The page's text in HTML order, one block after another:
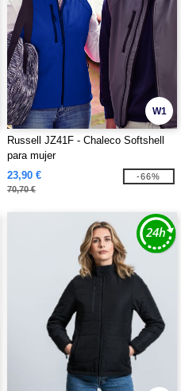
W1
Russell JZ41F - Chaleco Softshell
para mujer
23,90 €
70,70 €
-66%